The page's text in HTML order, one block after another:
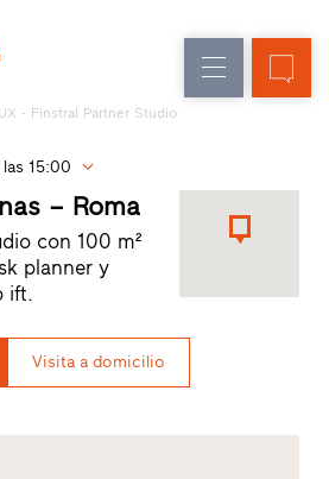
- Finstral Partner Studio
15:00
– Roma
con 100 m²
planner y
ift.
Visita a domicilio